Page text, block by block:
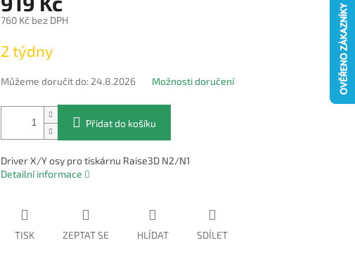
760 Kč bez DPH
cena:
2 týdny
Můžeme doručit do: 24.8.2026 Možnosti doručení
Přidat do košíku
Driver X/Y osy pro tiskárnu Raise3D N2/N1
Detailní informace
TISK ZEPTAT SE HLÍDAT SDÍLET